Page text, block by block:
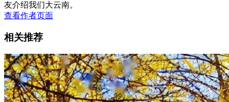
友介绍我们大云南。
查看作者页面
相关推荐